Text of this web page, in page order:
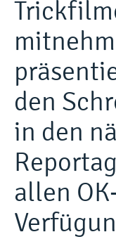
den
in den
allen